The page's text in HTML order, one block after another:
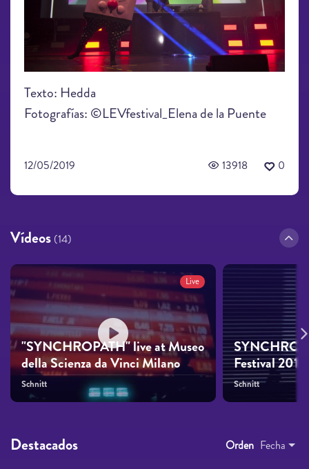
Texto: Hedda
Fotografías: ©LEVfestival_Elena de la Puente
12/05/2019 13918 0
Vídeos (14)
Live
"SYNCHROPATH" live at Museo
della Scienza da Vinci Milano
Schnitt
Festival
Schnitt
Destacados Orden Fecha